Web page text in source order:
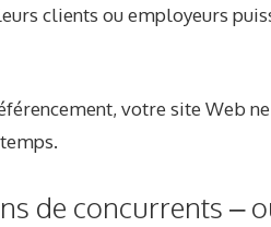
clients ou employeurs
votre site Web
de concurrents –